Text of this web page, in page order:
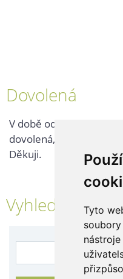
Tyto
Dovolená
V době od 25. 7. - 2. 8.
dovolená, kontaktujte
Děkuji.
Vyhledávání